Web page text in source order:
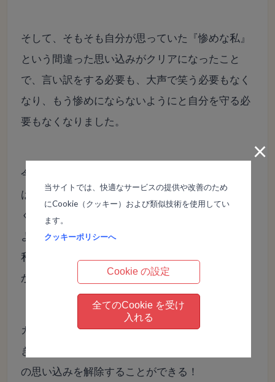
そして、そもそも自分が思っていた『惨めな私』
という間違った思い込みがクリアになったこと
で、言い訳をする必要も、大声で笑う必要もなく
なり、もう惨めにならないようにと自分を守る必
要もなくなりました。
今さらではありますが、運動会でのことも、両親
は別に競技に出ていようが出ていまいが関係な
く、子どもの姿が見られればそれだけでよかった
ようです。
私が勝手に決めつけて思い込んでいただけだとわ
かりました。
カリキュラムを通して、自分では気づくことので
きない間違った思い込みが何かを知ることで、そ
の思い込みを解除することができる！
×
当サイトでは、快適なサービスの提供や改善のため
にCookie（クッキー）および類似技術を使用してい
ます。
クッキーポリシーへ
Cookie の設定
全てのCookie を受け
入れる